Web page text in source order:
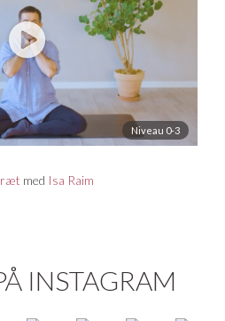
Niveau 0-3
med Isa Raim
INSTAGRAM